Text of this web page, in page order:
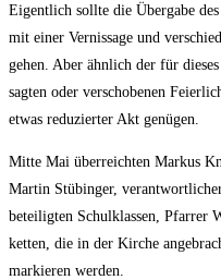
Eigent­lich soll­te die Über­ga­be
mit einer Ver­nis­sa­ge und
ge­hen. Aber ähn­lich der für
sag­ten oder ver­scho­be­nen
etwas redu­zier­ter Akt genügen.
Mit­te Mai über­reich­ten Mar­kus
Mar­tin Stü­bin­ger,
betei­lig­ten Schul­klas­sen, Pfar­rer
ket­ten, die in der Kir­che
mar­kie­ren werden.